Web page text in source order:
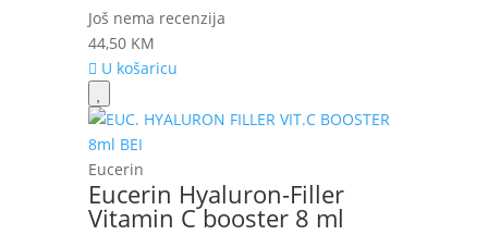
Još nema recenzija
44,50 KM
U košaricu
Eucerin
Eucerin Hyaluron-Filler
Vitamin C booster 8 ml